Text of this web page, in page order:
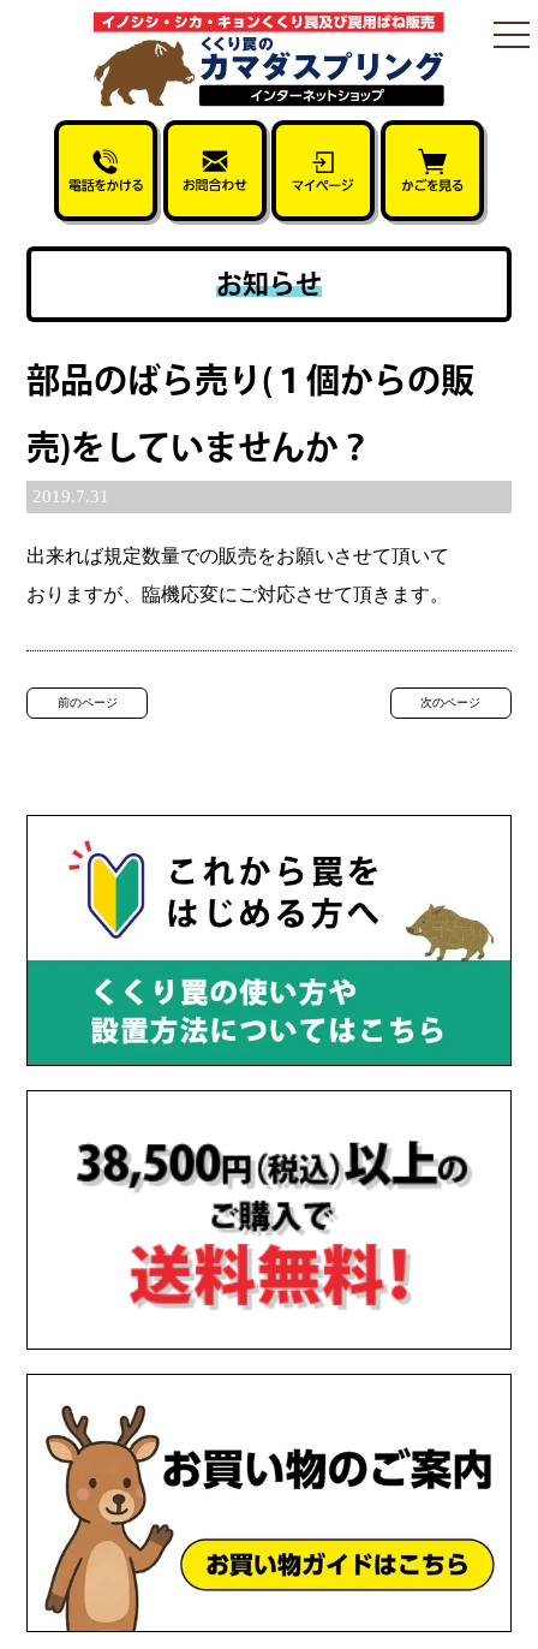
お知らせ
部品のばら売り(１個からの販
売)をしていませんか？
2019.7.31
出来れば規定数量での販売をお願いさせて頂いて
おりますが、臨機応変にご対応させて頂きます。
前のページ 次のページ